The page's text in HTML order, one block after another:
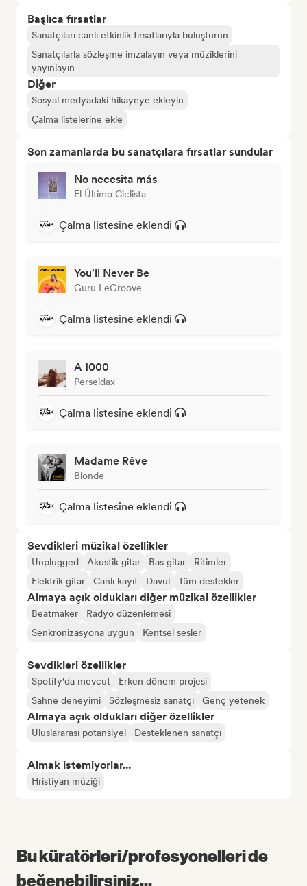
Başlıca fırsatlar
Sanatçıları canlı etkinlik fırsatlarıyla buluşturun
Sanatçılarla sözleşme imzalayın veya müziklerini
yayınlayın
Diğer
Sosyal medyadaki hikayeye ekleyin
Çalma listelerine ekle
Son zamanlarda bu sanatçılara fırsatlar sundular
No necesita más
El Último Ciclista
Çalma listesine eklendi
You'll Never Be
Guru LeGroove
Çalma listesine eklendi
A 1000
Perseidax
Çalma listesine eklendi
Madame Rêve
Blonde
Çalma listesine eklendi
Sevdikleri müzikal özellikler
Unplugged Akustik gitar Bas gitar
Ritimler
Elektrik gitar
Canlı kayıt Davul Tüm destekler
Almaya açık oldukları diğer müzikal özellikler
Beatmaker
Radyo düzenlemesi
Senkronizasyona uygun
Kentsel sesler
Sevdikleri özellikler
Spotify'da mevcut
Erken dönem projesi
Sahne deneyimi
Sözleşmesiz sanatçı Genç yetenek
Almaya açık oldukları diğer özellikler
Uluslararası potansiyel Desteklenen sanatçı
Almak istemiyorlar...
Hristiyan müziği
Bu küratörleri/profesyonelleri de
beğenebilirsiniz...